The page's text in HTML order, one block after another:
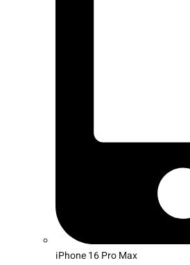
iPhone 16 Pro Max